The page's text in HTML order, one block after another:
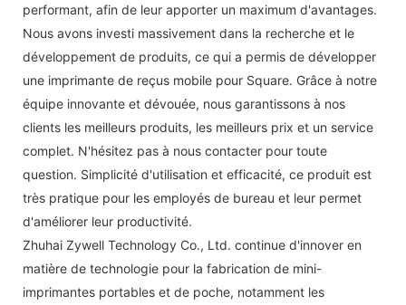
performant, afin de leur apporter un maximum d'avantages.
Nous avons investi massivement dans la recherche et le
développement de produits, ce qui a permis de développer
une imprimante de reçus mobile pour Square. Grâce à notre
équipe innovante et dévouée, nous garantissons à nos
clients les meilleurs produits, les meilleurs prix et un service
complet. N'hésitez pas à nous contacter pour toute
question. Simplicité d'utilisation et efficacité, ce produit est
très pratique pour les employés de bureau et leur permet
d'améliorer leur productivité.
Zhuhai Zywell Technology Co., Ltd. continue d'innover en
matière de technologie pour la fabrication de mini-
imprimantes portables et de poche, notamment les